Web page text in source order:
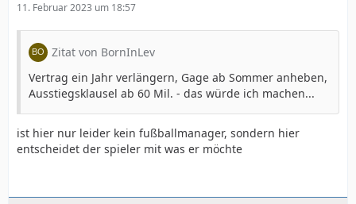
11. Februar 2023 um 18:57
Zitat von BornInLev
Vertrag ein Jahr verlängern, Gage ab Sommer anheben,
Ausstiegsklausel ab 60 Mil. - das würde ich machen...
ist hier nur leider kein fußballmanager, sondern hier
entscheidet der spieler mit was er möchte